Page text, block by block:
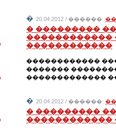
� 20.04.2012 / ������:
� ���������
������������
������������
������������
�������
�������������
� 20.04.2012 / ������:
� ���������
������������